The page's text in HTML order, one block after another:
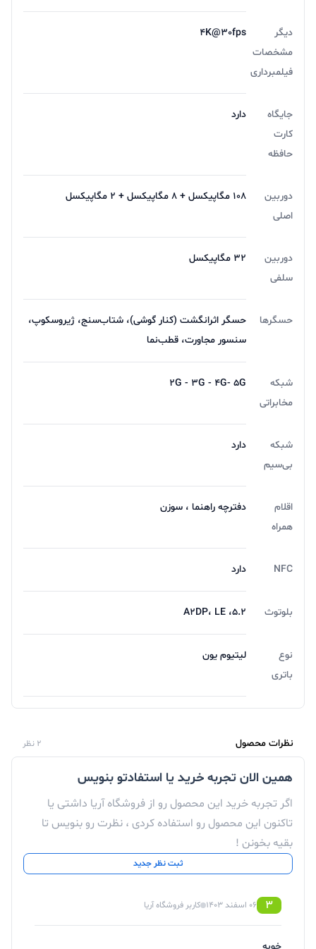
دیگر
مشخصات
فیلمبرداری
4K@30fps
جایگاه
کارت
حافظه
دارد
دوربین
اصلی
108 مگاپیکسل + 8 مگاپیکسل + 2 مگاپیکسل
دوربین
سلفی
32 مگاپیکسل
حسگرها
حسگر اثرانگشت (کنار گوشی)، شتاب‌سنج، ژیروسکوپ،
سنسور مجاورت، قطب‌نما
شبکه
مخابراتی
2G - 3G - 4G- 5G
شبکه
بی‌سیم
دارد
اقلام
همراه
دفترچه‌ راهنما ، سوزن
NFC دارد
بلوتوث 5.2، A2DP، LE
نوع
باتری
لیتیوم یون
نظرات محصول 2 نظر
همین الان تجربه خرید یا استفادتو بنویس
اگر تجربه خرید این محصول رو از فروشگاه آریا داشتی یا
تاکنون این محصول رو استفاده کردی ، نظرت رو بنویس تا
بقیه بخونن !
ثبت نظر جدید
3 06 اسفند 1403 کاربر فروشگاه آریا